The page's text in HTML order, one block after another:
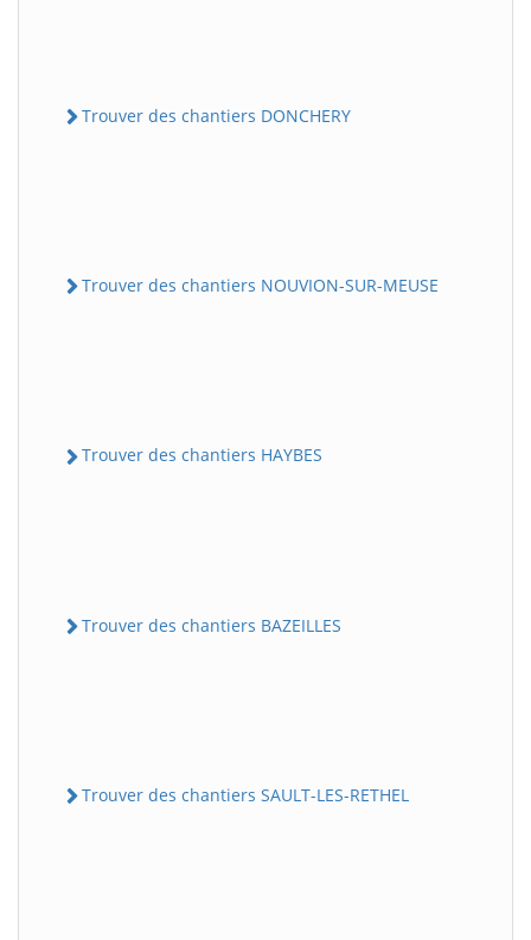
Trouver des chantiers DONCHERY
Trouver des chantiers NOUVION-SUR-MEUSE
Trouver des chantiers HAYBES
Trouver des chantiers BAZEILLES
Trouver des chantiers SAULT-LES-RETHEL